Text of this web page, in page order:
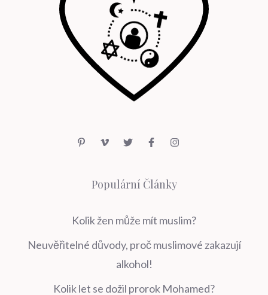
Populární Články
Kolik žen může mít muslim?
Neuvěřitelné důvody, proč muslimové zakazují
alkohol!
Kolik let se dožil prorok Mohamed?